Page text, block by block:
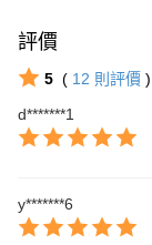
評價
5 ( 12 則評價 )
d*******1
y*******6